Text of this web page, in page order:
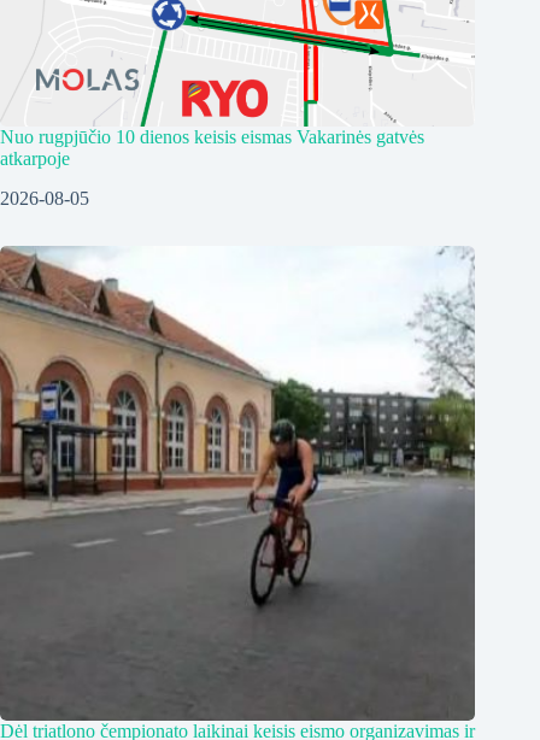
Nuo rugpjūčio 10 dienos keisis eismas Vakarinės gatvės
atkarpoje
2026-08-05
Dėl triatlono čempionato laikinai keisis eismo organizavimas ir